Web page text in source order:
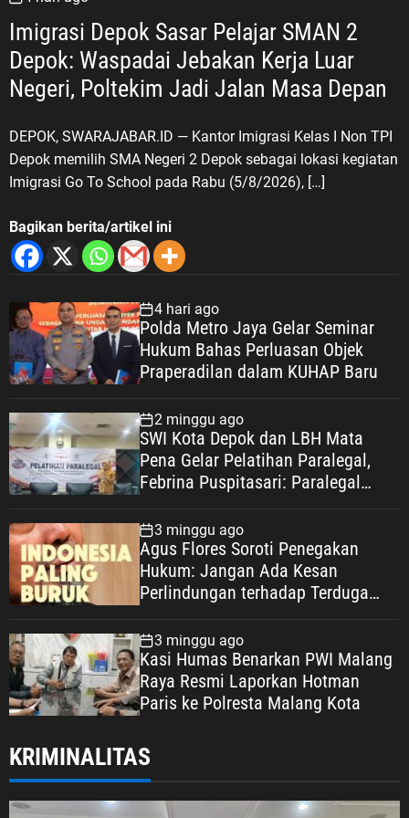
dan PPM Dorong JSN ’45 Masuk ke
Lingkungan Sekolah Dalam upaya
menjaga kesinambungan nilai
sejarah perjuangan bangsa, LVRI
penguatan Jiwa, Semangat dan
Nilai-Nilai ’45 (JSN ’45) di kalangan
generasi muda. Sosialisasi ke
satu langkah yang dinilai strategis.
Selain memperkenalkan sejarah
perjuangan bangsa, kegiatan
membangun karakter generasi
muda yang memiliki patriotisme,
nasionalisme, kecintaan terhadap
tanah air, serta kesadaran akan
kesatuan. “LVRI dan PPM akan
terus menanamkan Jiwa, Semangat
dan Nilai-Nilai ’45. Kami akan
merumuskan pelaksanaan
generasi muda memahami sejarah
perjuangan bangsa dan memiliki
semangat patriotisme serta
nasionalisme,” ungkap ASDO. Tiga
Indonesia Lebih lanjut, ASDO
menjelaskan bahwa Veteran
Republik Indonesia secara umum
mencakup tiga kelompok
Pejuang Kemerdekaan Republik
Indonesia (PKRI), yakni mereka
yang terlibat dalam perjuangan
Imigrasi Depok Sasar Pelajar SMAN 2
Depok: Waspadai Jebakan Kerja Luar
DEPOK, SWARAJABAR.ID — Kantor Imigrasi Kelas I Non TPI
Depok memilih SMA Negeri 2 Depok sebagai lokasi kegiatan
Imigrasi Go To School pada Rabu (5/8/2026), […]
Bagikan berita/artikel ini
4 hari ago
Polda Metro Jaya Gelar Seminar
Hukum Bahas Perluasan Objek
Praperadilan dalam KUHAP Baru
2 minggu ago
SWI Kota Depok dan LBH Mata
Pena Gelar Pelatihan Paralegal,
Febrina Puspitasari: Paralegal
Keadilan Warga Depok
3 minggu ago
Agus Flores Soroti Penegakan
Hukum: Jangan Ada Kesan
Perlindungan terhadap Terduga
Dipertaruhkan
3 minggu ago
Kasi Humas Benarkan PWI Malang
Raya Resmi Laporkan Hotman
Paris ke Polresta Malang Kota
KRIMINALITAS